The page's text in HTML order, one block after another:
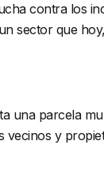
contra los
sector que
parcela
y